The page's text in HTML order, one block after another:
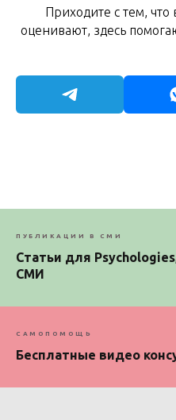
Приходите с тем, что
оценивают, здесь
ПУБЛИКАЦИИ В СМИ
Статьи для
СМИ
САМОПОМОЩЬ
Бесплатные видео